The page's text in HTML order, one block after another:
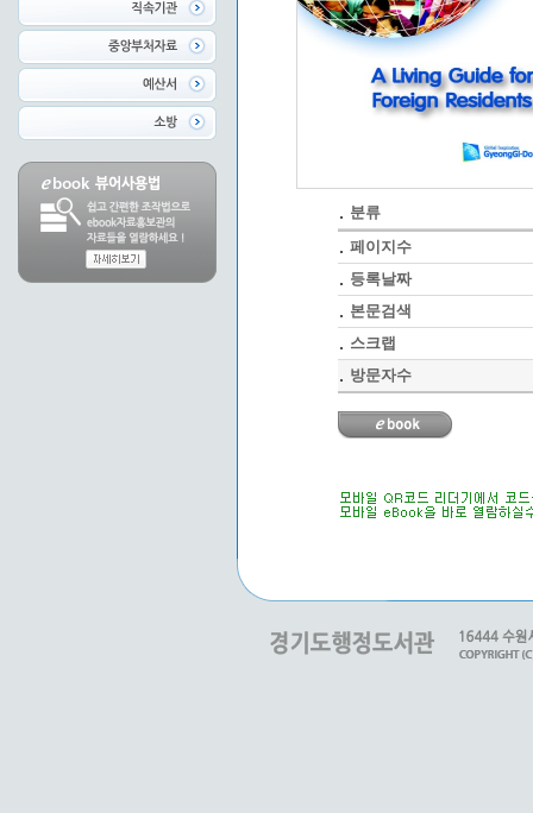
분류
페이지수
등록날짜
본문검색
스크랩
방문자수